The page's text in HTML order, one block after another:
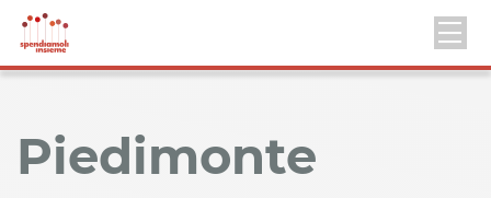
Piedimonte